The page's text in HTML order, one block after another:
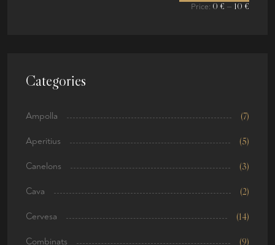
Price: 0 € — 10 €
Categories
Ampolla (7)
Aperitius (5)
Canelons (3)
Cava (2)
Cervesa (14)
Combinats (9)